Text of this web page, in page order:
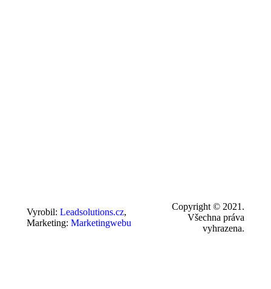
Vyrobil: Leadsolutions.cz,
Marketing: Marketingwebu
Copyright © 2021.
Všechna práva
vyhrazena.